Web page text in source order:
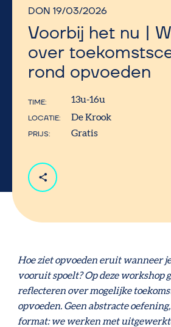
DON 19/03/2026
Voorbij het nu |
over
rond opvoeden
TIME 13u-16u
LOCATIE De Krook
PRIJS Gratis
Hoe ziet opvoeden eruit wanneer
vooruit spoelt? Op deze workshop
reflecteren over mogelijke
opvoeden. Geen abstracte
format: we werken met